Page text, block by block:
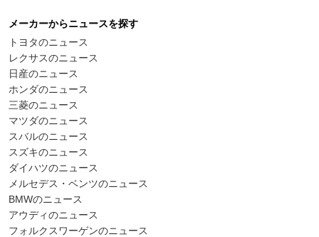
メーカーからニュースを探す
トヨタのニュース
レクサスのニュース
日産のニュース
ホンダのニュース
三菱のニュース
マツダのニュース
スバルのニュース
スズキのニュース
ダイハツのニュース
メルセデス・ベンツのニュース
BMWのニュース
アウディのニュース
フォルクスワーゲンのニュース